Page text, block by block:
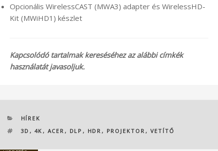
Opcionális WirelessCAST (MWA3) adapter és WirelessHD-
Kit (MWiHD1) készlet
Kapcsolódó tartalmak kereséséhez az alábbi címkék
használatát javasoljuk.
KATEGÓRIÁK
HÍREK
CÍMKÉK
3D , 4K , ACER , DLP , HDR , PROJEKTOR , VETÍTŐ